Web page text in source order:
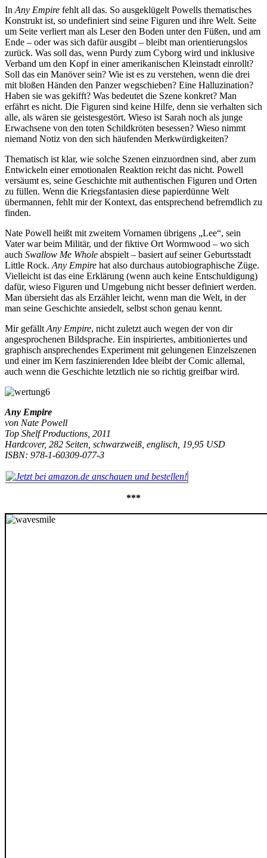
In Any Empire fehlt all das. So ausgeklügelt Powells thematisches
Konstrukt ist, so undefiniert sind seine Figuren und ihre Welt. Seite
um Seite verliert man als Leser den Boden unter den Füßen, und am
Ende – oder was sich dafür ausgibt – bleibt man orientierungslos
zurück. Was soll das, wenn Purdy zum Cyborg wird und inklusive
Verband um den Kopf in einer amerikanischen Kleinstadt einrollt?
Soll das ein Manöver sein? Wie ist es zu verstehen, wenn die drei
mit bloßen Händen den Panzer wegschieben? Eine Halluzination?
Haben sie was gekifft? Was bedeutet die Szene konkret? Man
erfährt es nicht. Die Figuren sind keine Hilfe, denn sie verhalten sich
alle, als wären sie geistesgestört. Wieso ist Sarah noch als junge
Erwachsene von den toten Schildkröten besessen? Wieso nimmt
niemand Notiz von den sich häufenden Merkwürdigkeiten?
Thematisch ist klar, wie solche Szenen einzuordnen sind, aber zum
Entwickeln einer emotionalen Reaktion reicht das nicht. Powell
versäumt es, seine Geschichte mit authentischen Figuren und Orten
zu füllen. Wenn die Kriegsfantasien diese papierdünne Welt
übermannen, fehlt mir der Kontext, das entsprechend befremdlich zu
finden.
Nate Powell heißt mit zweitem Vornamen übrigens „Lee“, sein
Vater war beim Militär, und der fiktive Ort Wormwood – wo sich
auch Swallow Me Whole abspielt – basiert auf seiner Geburtsstadt
Little Rock. Any Empire hat also durchaus autobiographische Züge.
Vielleicht ist das eine Erklärung (wenn auch keine Entschuldigung)
dafür, wieso Figuren und Umgebung nicht besser definiert werden.
Man übersieht das als Erzähler leicht, wenn man die Welt, in der
man seine Geschichte ansiedelt, selbst schon genau kennt.
Mir gefällt Any Empire, nicht zuletzt auch wegen der von dir
angesprochenen Bildsprache. Ein inspiriertes, ambitioniertes und
graphisch ansprechendes Experiment mit gelungenen Einzelszenen
und einer im Kern faszinierenden Idee bleibt der Comic allemal,
auch wenn die Geschichte letztlich nie so richtig greifbar wird.
Any Empire
von Nate Powell
Top Shelf Productions, 2011
Hardcover, 282 Seiten, schwarzweiß, englisch, 19,95 USD
ISBN: 978-1-60309-077-3
***